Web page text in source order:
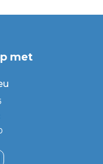
met